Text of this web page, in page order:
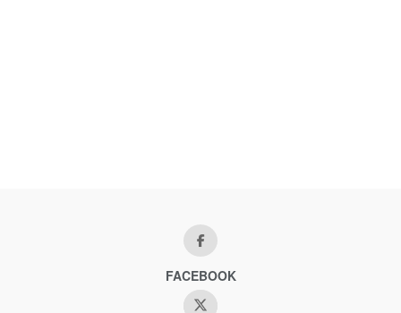
FACEBOOK